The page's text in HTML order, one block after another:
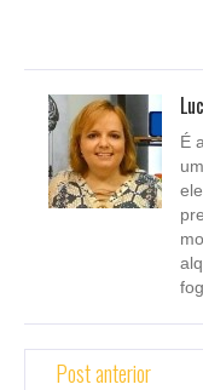
É
Post anterior